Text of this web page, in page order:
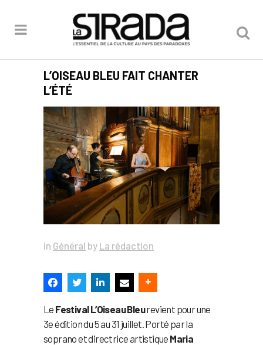
L’OISEAU BLEU FAIT CHANTER
L’ÉTÉ
in Général by La rédaction
Le Festival L’Oiseau Bleurevient pour une
3e édition du 5 au 31 juillet. Porté par la
soprano et directrice artistique Maria